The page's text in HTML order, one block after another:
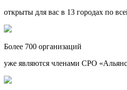
открыты для вас в 13 городах по
Более 700 организаций
уже являются членами СРО